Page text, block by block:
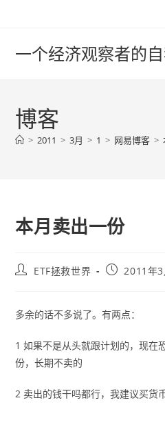
一个经济观察者的
博客
> 2011 > 3月 > 1 > 网易博客 >
本月卖出一份
PostETF拯救世界
Post2011年3
多余的话不多说了。有两点：
1 如果不是从头就跟计划的，现在
份，长期不卖的
2 卖出的钱干吗都行，我建议买货